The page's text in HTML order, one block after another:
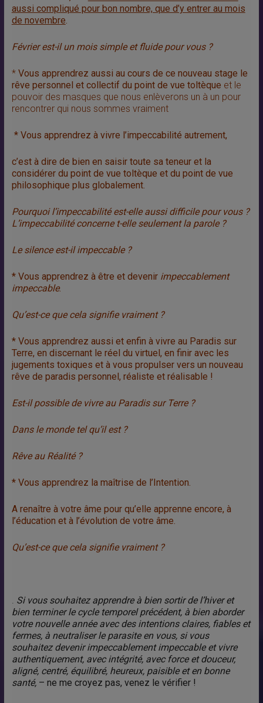
aussi compliqué pour bon nombre, que d’y entrer au mois
de novembre.
Février est-il un mois simple et fluide pour vous ?
* Vous apprendrez aussi au cours de ce nouveau stage le
rêve personnel et collectif du point de vue toltèque et le
pouvoir des masques que nous enlèverons un à un pour
rencontrer qui nous sommes vraiment
* Vous apprendrez à vivre l’impeccabilité autrement,
c’est à dire de bien en saisir toute sa teneur et la
considérer du point de vue toltèque et du point de vue
philosophique plus globalement.
Pourquoi l’impeccabilité est-elle aussi difficile pour vous ?
L’impeccabilité concerne t-elle seulement la parole ?
Le silence est-il impeccable ?
* Vous apprendrez à être et devenir impeccablement
impeccable.
Qu’est-ce que cela signifie vraiment ?
* Vous apprendrez aussi et enfin à vivre au Paradis sur
Terre, en discernant le réel du virtuel, en finir avec les
jugements toxiques et à vous propulser vers un nouveau
rêve de paradis personnel, réaliste et réalisable !
Est-il possible de vivre au Paradis sur Terre ?
Dans le monde tel qu’il est ?
Rêve au Réalité ?
* Vous apprendrez la maîtrise de l’Intention.
A renaître à votre âme pour qu’elle apprenne encore, à
l’éducation et à l’évolution de votre âme.
Qu’est-ce que cela signifie vraiment ?
. Si vous souhaitez apprendre à bien sortir de l’hiver et
bien terminer le cycle temporel précédent, à bien aborder
votre nouvelle année avec des intentions claires, fiables et
fermes, à neutraliser le parasite en vous, si vous
souhaitez devenir impeccablement impeccable et vivre
authentiquement, avec intégrité, avec force et douceur,
aligné, centré, équilibré, heureux, paisible et en bonne
santé, – ne me croyez pas, venez le vérifier !